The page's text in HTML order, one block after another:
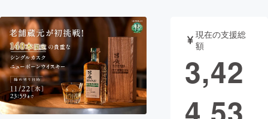
テクノロジー・ガジェット
映像・映画 書籍・雑誌
ビジネス・起業 チャレンジ
現在の支援総
額
3,42